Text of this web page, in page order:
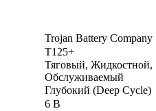
Trojan Battery Company
T125+
Тяговый, Жидкостной,
Обслуживаемый
Глубокий (Deep Cycle)
6 В